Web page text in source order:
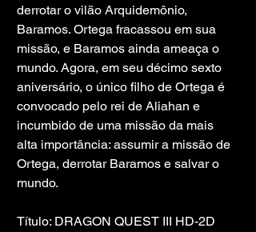
derrotar o vilão Arquidemônio,
Baramos. Ortega fracassou em sua
missão, e Baramos ainda ameaça o
mundo. Agora, em seu décimo sexto
aniversário, o único filho de Ortega é
convocado pelo rei de Aliahan e
incumbido de uma missão da mais
alta importância: assumir a missão de
Ortega, derrotar Baramos e salvar o
mundo.
Título: DRAGON QUEST III HD-2D